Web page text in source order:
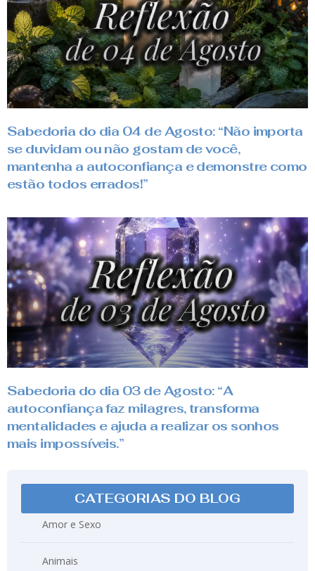
Sabedoria do dia 04 de Agosto: “Não importa
se duvidam ou não gostam de você,
mantenha a autoconfiança e demonstre como
estão todos errados!”
Sabedoria do dia 03 de Agosto: “A
autoconfiança faz milagres, transforma
mentalidades e ajuda a realizar os sonhos
mais impossíveis.”
CATEGORIAS DO BLOG
Amor e Sexo
Animais